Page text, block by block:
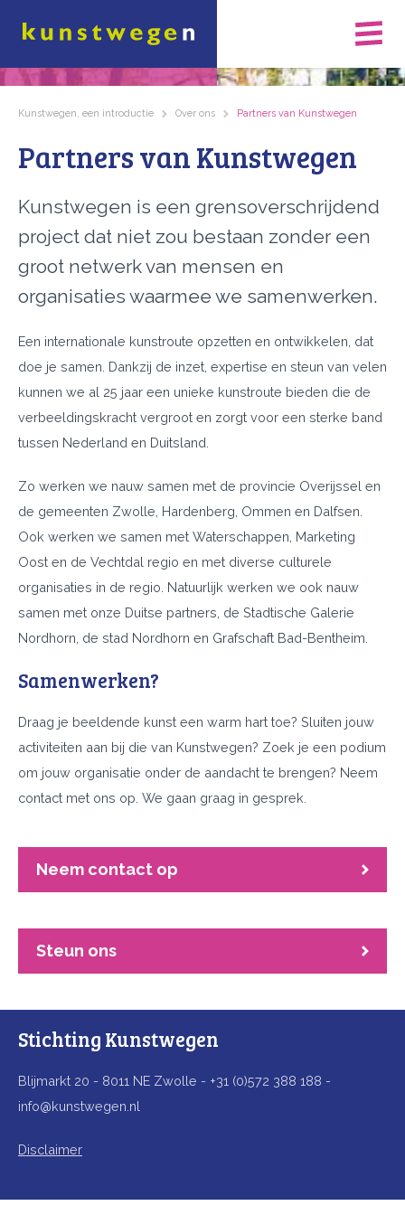
Kunstwegen, een introductie Over ons Partners van Kunstwegen
Partners van Kunstwegen
Kunstwegen is een grensoverschrijdend
project dat niet zou bestaan zonder een
groot netwerk van mensen en
organisaties waarmee we samenwerken.
Een internationale kunstroute opzetten en ontwikkelen, dat
doe je samen. Dankzij de inzet, expertise en steun van velen
kunnen we al 25 jaar een unieke kunstroute bieden die de
verbeeldingskracht vergroot en zorgt voor een sterke band
tussen Nederland en Duitsland.
Zo werken we nauw samen met de provincie Overijssel en
de gemeenten Zwolle, Hardenberg, Ommen en Dalfsen.
Ook werken we samen met Waterschappen, Marketing
Oost en de Vechtdal regio en met diverse culturele
organisaties in de regio. Natuurlijk werken we ook nauw
samen met onze Duitse partners, de Stadtische Galerie
Nordhorn, de stad Nordhorn en Grafschaft Bad-Bentheim.
Samenwerken?
Draag je beeldende kunst een warm hart toe? Sluiten jouw
activiteiten aan bij die van Kunstwegen? Zoek je een podium
om jouw organisatie onder de aandacht te brengen? Neem
contact met ons op. We gaan graag in gesprek.
Neem contact op
Steun ons
Stichting Kunstwegen
Blijmarkt 20 - 8011 NE Zwolle - +31 (0)572 388 188 -
info@kunstwegen.nl
Disclaimer